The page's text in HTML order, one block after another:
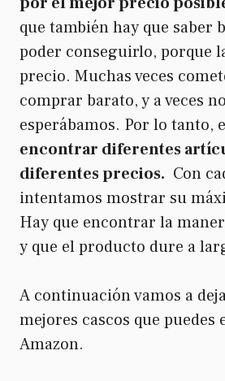
que también hay que saber
poder conseguirlo, porque
precio. Muchas veces
comprar barato, y a veces
esperábamos. Por lo tanto,
encontrar diferentes
diferentes precios. Con
intentamos mostrar su
Hay que encontrar la
y que el producto dure a
A continuación vamos a
mejores cascos que
Amazon.